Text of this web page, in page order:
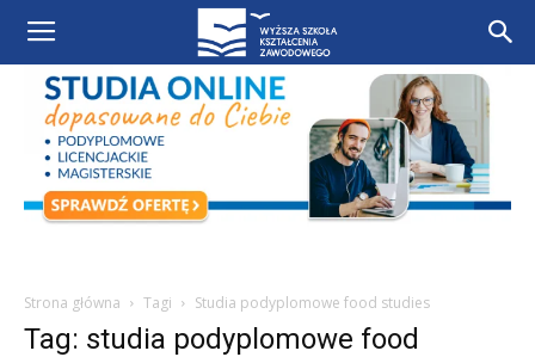
Strona główna Tagi Studia podyplomowe food studies
Tag: studia podyplomowe food